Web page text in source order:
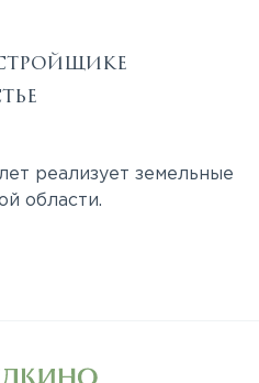
реализует земельные
области.